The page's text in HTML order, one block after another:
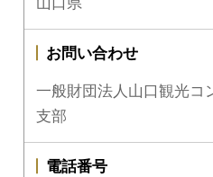
お問い合わせ
一般財団法人山口観光コ
支部
電話番号